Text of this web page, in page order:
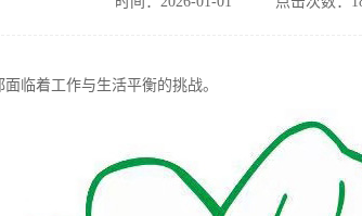
临着工作与生活平衡的挑战。